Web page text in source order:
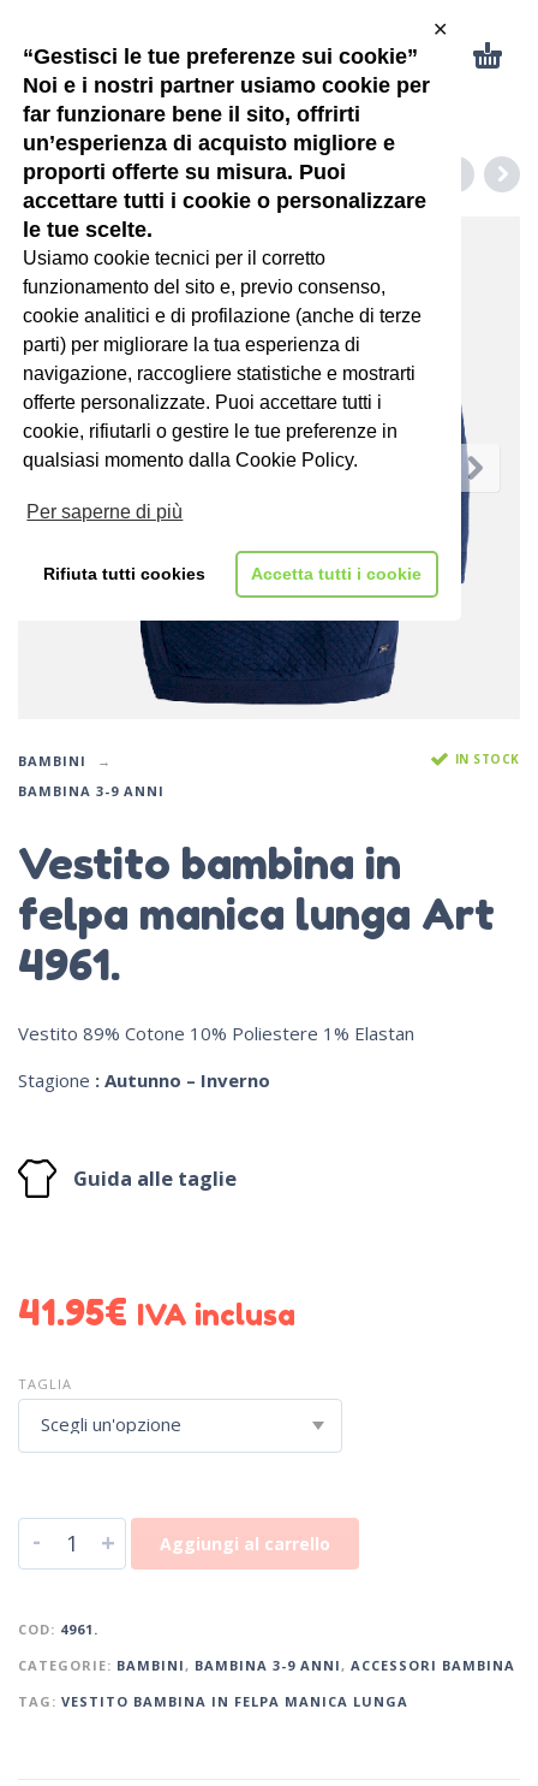
“Gestisci le tue preferenze sui cookie”
Noi e i nostri partner usiamo cookie per
far funzionare bene il sito, offrirti
un’esperienza di acquisto migliore e
proporti offerte su misura. Puoi
accettare tutti i cookie o personalizzare
le tue scelte.
Usiamo cookie tecnici per il corretto
funzionamento del sito e, previo consenso,
cookie analitici e di profilazione (anche di terze
parti) per migliorare la tua esperienza di
navigazione, raccogliere statistiche e mostrarti
offerte personalizzate. Puoi accettare tutti i
cookie, rifiutarli o gestire le tue preferenze in
qualsiasi momento dalla Cookie Policy.
Per saperne di più
Rifiuta tutti cookies Accetta tutti i cookie
✕
BAMBINI
BAMBINA 3-9 ANNI
IN STOCK
Vestito bambina in
felpa manica lunga Art
4961.
Vestito 89% Cotone 10% Poliestere 1% Elastan
Stagione : Autunno – Inverno
Guida alle taglie
41.95€ IVA inclusa
TAGLIA
Scegli un'opzione
- + Aggiungi al carrello
COD: 4961.
CATEGORIE: BAMBINI , BAMBINA 3-9 ANNI , ACCESSORI BAMBINA
TAG: VESTITO BAMBINA IN FELPA MANICA LUNGA